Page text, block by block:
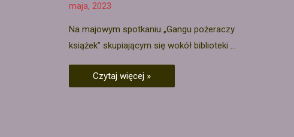
maja, 2023
Na majowym spotkaniu „Gangu pożeraczy
książek” skupiającym się wokół biblioteki …
Czytaj więcej »